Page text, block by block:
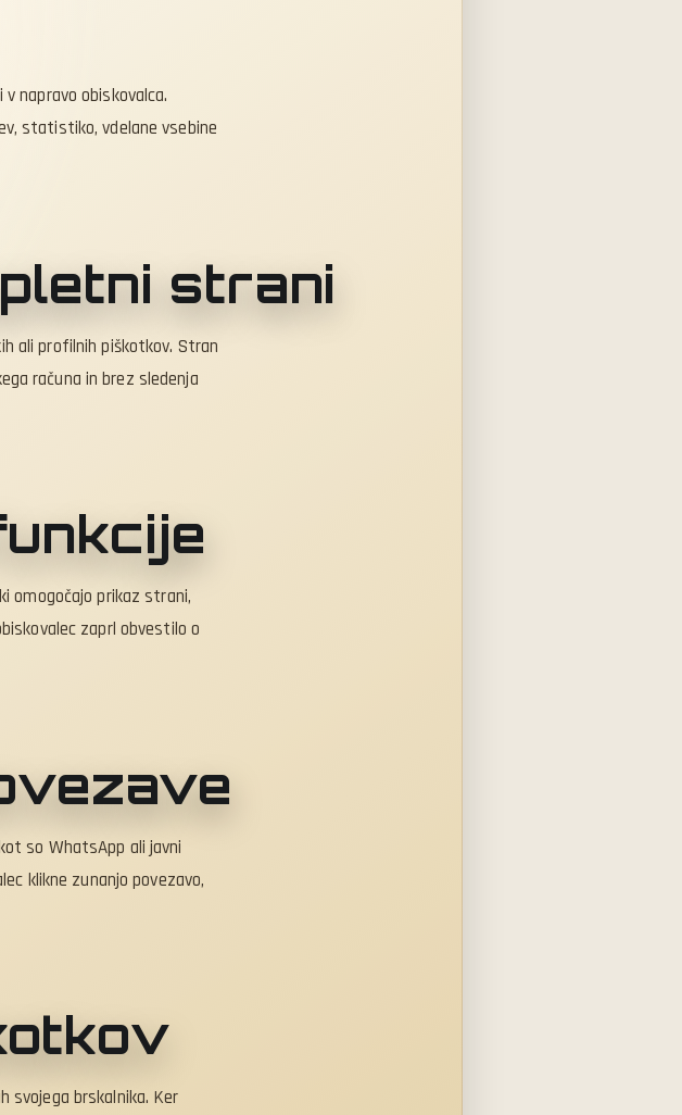
napravo obiskovalca.
statistiko, vdelane vsebine
strani
ali profilnih piškotkov. Stran
računa in brez sledenja
omogočajo prikaz strani,
zaprl obvestilo o
so WhatsApp ali javni
klikne zunanjo povezavo,
svojega brskalnika. Ker